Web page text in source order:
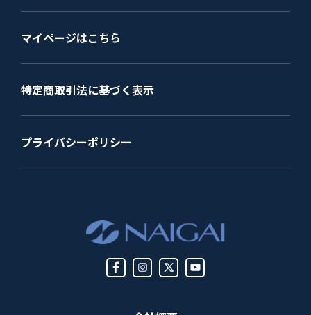
マイページはこちら
特定商取引法に基づく表示
プライバシーポリシー